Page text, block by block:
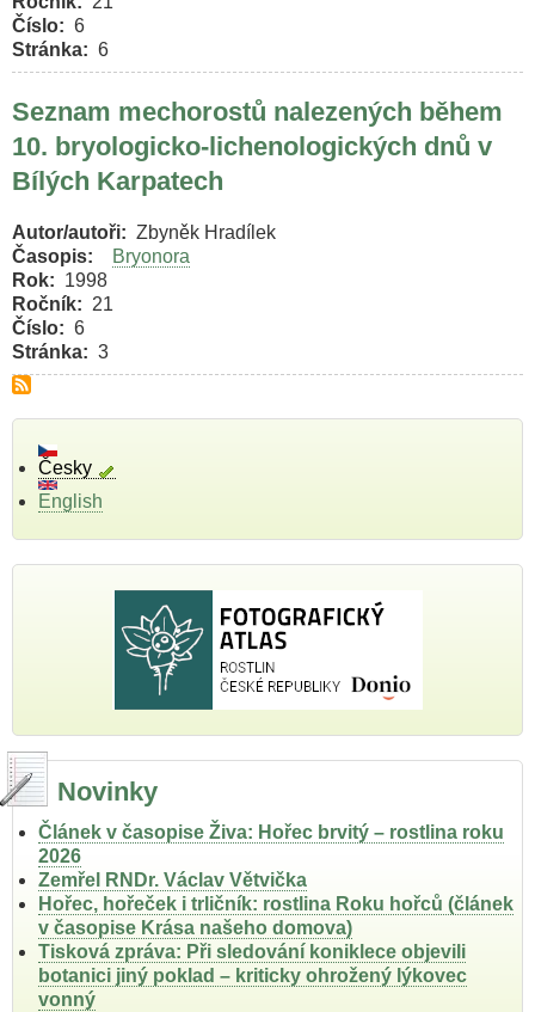
Číslo
6
Stránka
6
Seznam mechorostů nalezených během
10. bryologicko-lichenologických dnů v
Bílých Karpatech
Autor/autoři
Zbyněk Hradílek
Časopis
Bryonora
Rok
1998
Ročník
21
Číslo
6
Stránka
3
Česky
English
Novinky
Článek v časopise Živa: Hořec brvitý – rostlina roku
2026
Zemřel RNDr. Václav Větvička
Hořec, hořeček i trličník: rostlina Roku hořců (článek
v časopise Krása našeho domova)
Tisková zpráva: Při sledování koniklece objevili
botanici jiný poklad – kriticky ohrožený lýkovec
vonný